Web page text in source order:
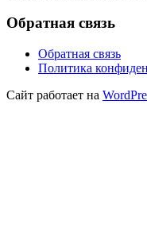
Обратная связь
Обратная связь
Политика
Сайт работает на